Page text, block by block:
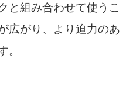
と組み合わせて使うこ
広がり、より迫力のあ
。